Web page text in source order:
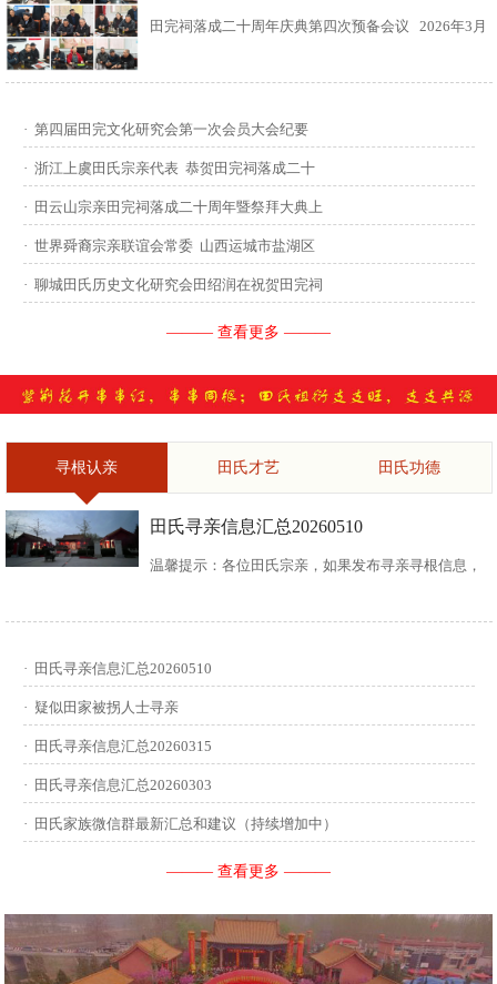
田完祠落成二十周年庆典第四次预备会议 2026年3月
祖”第四次预备会议。 常务副会长田传灿宗亲主持会
议...
· 第四届田完文化研究会第一次会员大会纪要
· 浙江上虞田氏宗亲代表 恭贺田完祠落成二十
· 田云山宗亲田完祠落成二十周年暨祭拜大典上
· 世界舜裔宗亲联谊会常委 山西运城市盐湖区
· 聊城田氏历史文化研究会田绍润在祝贺田完祠
——— 查看更多 ———
寻根认亲 田氏才艺 田氏功德
田氏寻亲信息汇总20260510
温馨提示：各位田氏宗亲，如果发布寻亲寻根信息，
讳，迁居前字辈和迁居后历次新续的字辈，分迁族人
迁居地，因何原因迁居等。最后别忘了留下联系人和
联系方式。 没有家谱的问问族中老年人口耳相传的信
息有哪些，有家谱请把家谱中的信息简...
· 田氏寻亲信息汇总20260510
· 疑似田家被拐人士寻亲
· 田氏寻亲信息汇总20260315
· 田氏寻亲信息汇总20260303
· 田氏家族微信群最新汇总和建议（持续增加中）
——— 查看更多 ———